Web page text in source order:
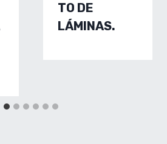
TO DE
LÁMINAS.